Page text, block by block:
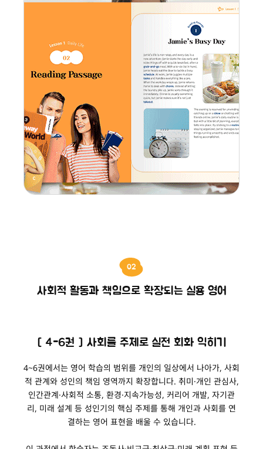
02
사회적 활동과 책임으로 확장되는 실용 영어
[ 4-6권 ] 사회를 주제로 실전 회화 익히기
4~6권에서는 영어 학습의 범위를 개인의 일상에서 나아가, 사회
적 관계와 성인의 책임 영역까지 확장합니다. 취미·개인 관심사,
인간관계·사회적 소통, 환경·지속가능성, 커리어 개발, 자기관
리, 미래 설계 등 성인기의 핵심 주제를 통해 개인과 사회를 연
결하는 영어 표현을 배울 수 있습니다.